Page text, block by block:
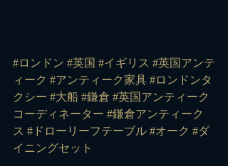
#ロンドン #英国 #イギリス #英国アンテ
ィーク #アンティーク家具 #ロンドンタ
クシー #大船 #鎌倉 #英国アンティーク
コーディネーター #鎌倉アンティーク
ス #ドローリーフテーブル #オーク #ダ
イニングセット